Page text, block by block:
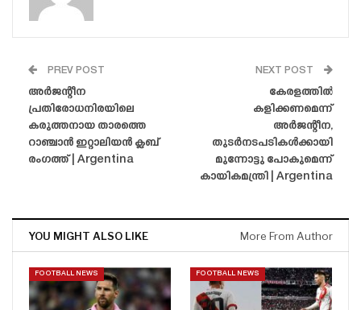
PREV POST
അർജന്റീന
പ്രതിരോധനിരയിലെ
കരുത്തനായ താരത്തെ
റാഞ്ചാൻ ഇറ്റാലിയൻ ക്ലബ്
രംഗത്ത് | Argentina
NEXT POST
കേരളത്തിൽ
കളിക്കണമെന്ന്
അർജന്റീന,
തുടർനടപടികൾക്കായി
മുന്നോട്ടു പോകുമെന്ന്
കായികമന്ത്രി | Argentina
YOU MIGHT ALSO LIKE More From Author
FOOTBALL NEWS FOOTBALL NEWS